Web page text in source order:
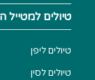
טיולים למטייל
טיולים ליפן
טיולים לסין